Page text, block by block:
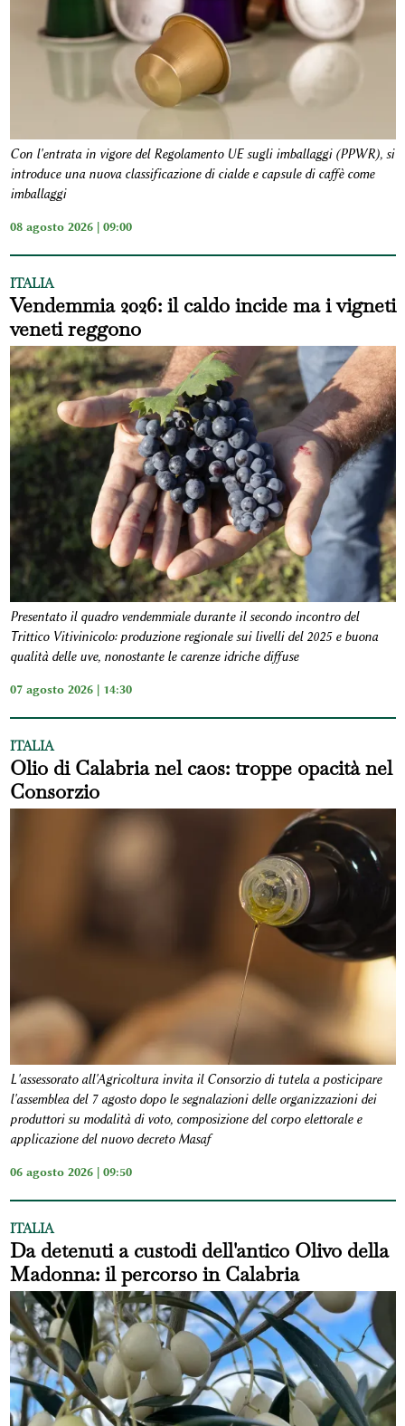
Con l'entrata in vigore del Regolamento UE sugli imballaggi (PPWR), si
introduce una nuova classificazione di cialde e capsule di caffè come
imballaggi
08 agosto 2026 | 09:00
ITALIA
Vendemmia 2026: il caldo incide ma i vigneti
veneti reggono
Presentato il quadro vendemmiale durante il secondo incontro del
Trittico Vitivinicolo: produzione regionale sui livelli del 2025 e buona
qualità delle uve, nonostante le carenze idriche diffuse
07 agosto 2026 | 14:30
ITALIA
Olio di Calabria nel caos: troppe opacità nel
Consorzio
L'assessorato all'Agricoltura invita il Consorzio di tutela a posticipare
l'assemblea del 7 agosto dopo le segnalazioni delle organizzazioni dei
produttori su modalità di voto, composizione del corpo elettorale e
applicazione del nuovo decreto Masaf
06 agosto 2026 | 09:50
ITALIA
Da detenuti a custodi dell'antico Olivo della
Madonna: il percorso in Calabria